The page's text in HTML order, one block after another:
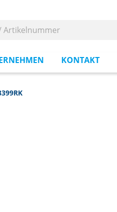
KONTAKT